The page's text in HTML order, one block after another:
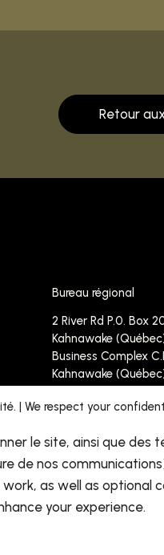
| We respect your
le site, ainsi que des
de nos
as well as optional
your experience.
Retour
Bureau régional
2 River Rd P.0. Box
Kahnawake
Business Complex
Kahnawake
Sans frais : 1-833
Télécopieur : 450-
info@cdrhpnq.qc.ca